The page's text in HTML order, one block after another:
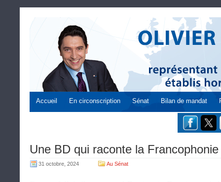
Accueil En circonscription Sénat Bilan de mandat
Une BD qui raconte la
31 octobre, 2024 Au Sénat